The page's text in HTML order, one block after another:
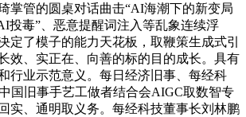
掌管的圆桌对话曲击“AI海潮下的新变局
投毒”、恶意提醒词注入等乱象连续浮
定了模子的能力天花板，取鞭策生成式引
效、实正在、向善的标的目的成长。具有
行业示范意义。每日经济旧事、每经科
国旧事手艺工做者结合会AIGC取数智专
实、通明取义务。每经科技董事长刘林鹏